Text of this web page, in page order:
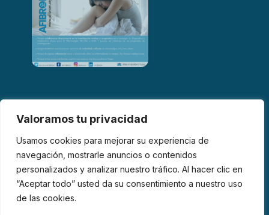
Valoramos tu privacidad
Usamos cookies para mejorar su experiencia de
navegación, mostrarle anuncios o contenidos
personalizados y analizar nuestro tráfico. Al hacer clic en
“Aceptar todo” usted da su consentimiento a nuestro uso
de las cookies.
© 2026 AFIBROM. Todos los derechos reservados.